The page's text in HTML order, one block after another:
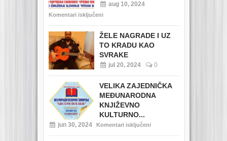
aug 10, 2024
Komentari isključeni
ŽELE NAGRADE I UZ
TO KRADU KAO
SVRAKE
jul 20, 2024 0
VELIKA ZAJEDNIČKA
MEĐUNARODNA
KNJIŽEVNO
KULTURNO...
jun 30, 2024 Komentari isključeni